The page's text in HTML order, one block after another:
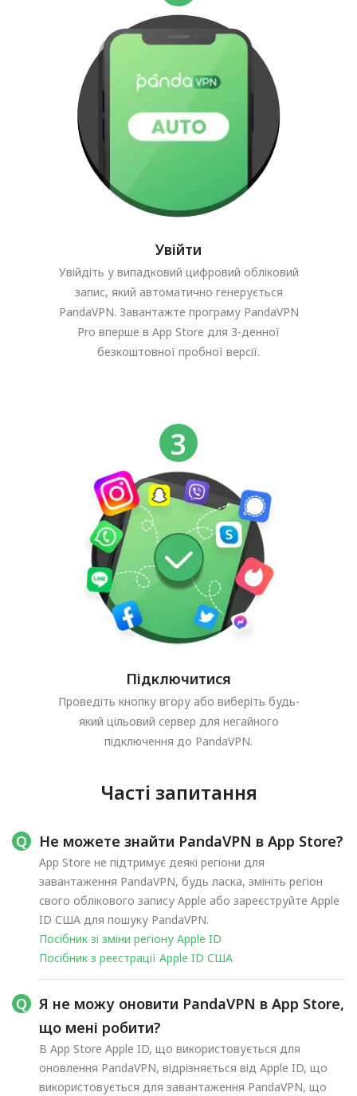
Увійти
Увійдіть у випадковий цифровий обліковий
запис, який автоматично генерується
PandaVPN. Завантажте програму PandaVPN
Pro вперше в App Store для 3-денної
безкоштовної пробної версії.
Підключитися
Проведіть кнопку вгору або виберіть будь-
який цільовий сервер для негайного
підключення до PandaVPN.
Часті запитання
Не можете знайти PandaVPN в App Store?
App Store не підтримує деякі регіони для
завантаження PandaVPN, будь ласка, змініть регіон
свого облікового запису Apple або зареєструйте Apple
ID США для пошуку PandaVPN.
Посібник зі зміни регіону Apple ID
Посібник з реєстрації Apple ID США
Я не можу оновити PandaVPN в App Store,
що мені робити?
В App Store Apple ID, що використовується для
оновлення PandaVPN, відрізняється від Apple ID, що
використовується для завантаження PandaVPN, що